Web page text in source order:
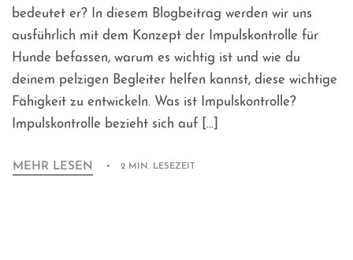
bedeutet er? In diesem Blogbeitrag werden wir uns
ausführlich mit dem Konzept der Impulskontrolle für
Hunde befassen, warum es wichtig ist und wie du
deinem pelzigen Begleiter helfen kannst, diese wichtige
Fähigkeit zu entwickeln. Was ist Impulskontrolle?
Impulskontrolle bezieht sich auf […]
MEHR LESEN 2 MIN. LESEZEIT